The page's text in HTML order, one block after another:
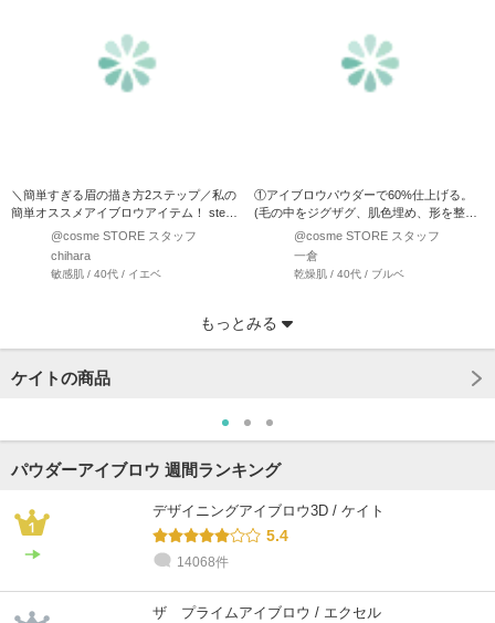
＼簡単すぎる眉の描き方2ステップ／私の
簡単オススメアイブロウアイテム！ step1
@cosme STORE スタッフ
chihara
敏感肌 / 40代 / イエベ
①アイブロウパウダーで60%仕上げる。
(毛の中をジグザグ、肌色埋め、形を整え
る) ②アイブロ…
@cosme STORE スタッフ
一倉
乾燥肌 / 40代 / ブルベ
もっとみる
ケイトの商品
パウダーアイブロウ 週間ランキング
デザイニングアイブロウ3D / ケイト
5.4
14068件
ザ プライムアイブロウ / エクセル